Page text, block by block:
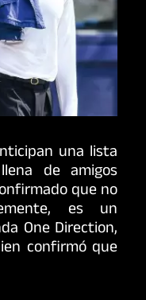
una lista
de amigos
que no
es un
One Direction,
confirmó que